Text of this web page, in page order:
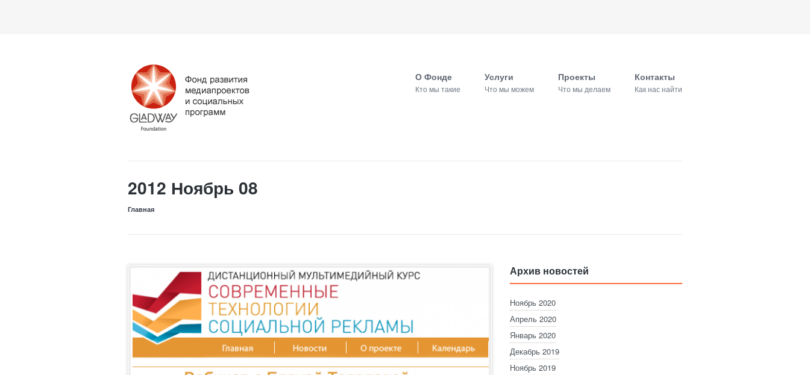
О Фонде
Кто мы такие
Услуги
Что мы можем
Проекты
Что мы делаем
Контакты
Как нас найти
2012 Ноябрь 08
Главная
Архив новостей
Ноябрь 2020
Апрель 2020
Январь 2020
Декабрь 2019
Ноябрь 2019